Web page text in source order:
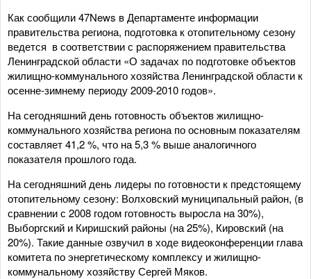
Как сообщили 47News в Департаменте информации
правительства региона, подготовка к отопительному сезону
ведется в соответствии с распоряжением правительства
Ленинградской области «О задачах по подготовке объектов
жилищно-коммунального хозяйства Ленинградской области к
осенне-зимнему периоду 2009-2010 годов».
На сегодняшний день готовность объектов жилищно-
коммунального хозяйства региона по основным показателям
составляет 41,2 %, что на 5,3 % выше аналогичного
показателя прошлого года.
На сегодняшний день лидеры по готовности к предстоящему
отопительному сезону: Волховский муниципальный район, (в
сравнении с 2008 годом готовность выросла на 30%),
Выборгский и Киришский районы (на 25%), Кировский (на
20%). Такие данные озвучил в ходе видеоконференции глава
комитета по энергетическому комплексу и жилищно-
коммунальному хозяйству Сергей Мяков.